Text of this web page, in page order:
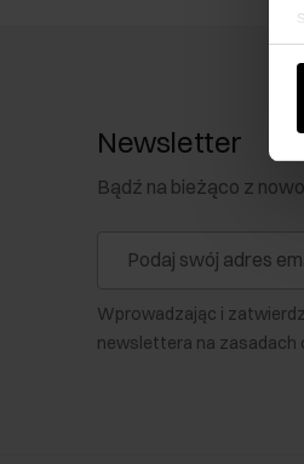
Newsletter
Bądź na bieżąco z
Wprowadzając i
newslettera na zasadach